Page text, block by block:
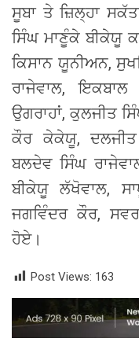
ਸੂਬਾ ਤੇ ਜ਼ਿਲ੍ਹਾ
ਸਿੰਘ ਮਾਣੂੰਕੇ ਬੀਕੇਯੂ
ਕਿਸਾਨ ਯੂਨੀਅਨ,
ਰਾਜੇਵਾਲ, ਇਕਬਾਲ
ਉਗਰਾਹਾਂ, ਕੁਲਜੀਤ
ਕੌਰ ਕੇਕੇਯੂ, ਦਲਜੀਤ
ਬਲਦੇਵ ਸਿੰਘ
ਬੀਕੇਯੂ ਲੱਖੋਵਾਲ,
ਜਗਵਿੰਦਰ ਕੌਰ,
ਹੋਏ।
Post Views: 163